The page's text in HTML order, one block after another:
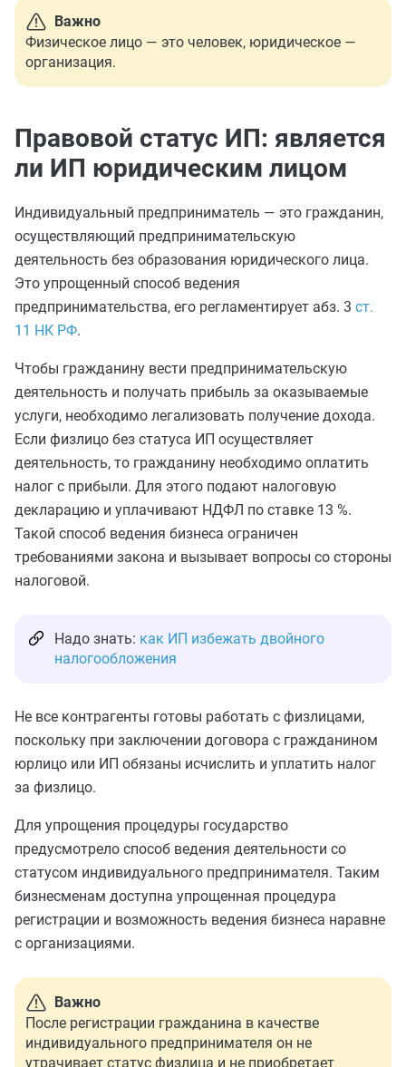
Важно
Физическое лицо — это человек, юридическое —
организация.
Правовой статус ИП: является
ли ИП юридическим лицом
Индивидуальный предприниматель — это гражданин,
осуществляющий предпринимательскую
деятельность без образования юридического лица.
Это упрощенный способ ведения
предпринимательства, его регламентирует абз. 3 ст.
11 НК РФ.
Чтобы гражданину вести предпринимательскую
деятельность и получать прибыль за оказываемые
услуги, необходимо легализовать получение дохода.
Если физлицо без статуса ИП осуществляет
деятельность, то гражданину необходимо оплатить
налог с прибыли. Для этого подают налоговую
декларацию и уплачивают НДФЛ по ставке 13 %.
Такой способ ведения бизнеса ограничен
требованиями закона и вызывает вопросы со стороны
налоговой.
Надо знать: как ИП избежать двойного
налогообложения
Не все контрагенты готовы работать с физлицами,
поскольку при заключении договора с гражданином
юрлицо или ИП обязаны исчислить и уплатить налог
за физлицо.
Для упрощения процедуры государство
предусмотрело способ ведения деятельности со
статусом индивидуального предпринимателя. Таким
бизнесменам доступна упрощенная процедура
регистрации и возможность ведения бизнеса наравне
с организациями.
Важно
После регистрации гражданина в качестве
индивидуального предпринимателя он не
утрачивает статус физлица и не приобретает